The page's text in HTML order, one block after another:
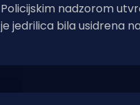
Policijskim nadzorom
je jedrilica bila usidrena